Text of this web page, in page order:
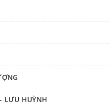
LƯU HUỲNH